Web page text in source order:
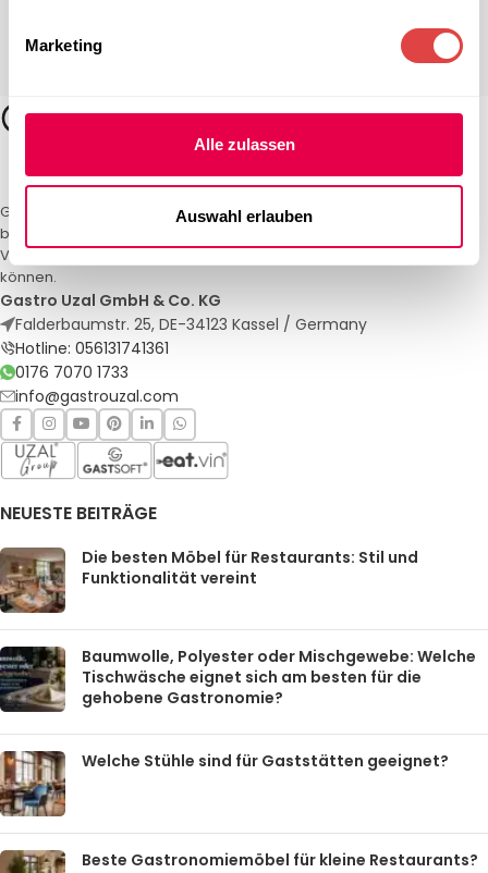
Marketing
Alle zulassen
Auswahl erlauben
Gastro Uzal – Ihr Spezialist für Gastronomiemöbel und -textilien. Wir
bieten maßgeschneiderte Lösungen für Restaurants, Hotels und
Veranstaltungen. Qualität und Service, auf die Sie sich verlassen
können.
Gastro Uzal GmbH & Co. KG
Falderbaumstr. 25, DE-34123 Kassel / Germany
Hotline: 056131741361
0176 7070 1733
info@gastrouzal.com
NEUESTE BEITRÄGE
Die besten Möbel für Restaurants: Stil und
Funktionalität vereint
Baumwolle, Polyester oder Mischgewebe: Welche
Tischwäsche eignet sich am besten für die
gehobene Gastronomie?
Welche Stühle sind für Gaststätten geeignet?
Beste Gastronomiemöbel für kleine Restaurants?